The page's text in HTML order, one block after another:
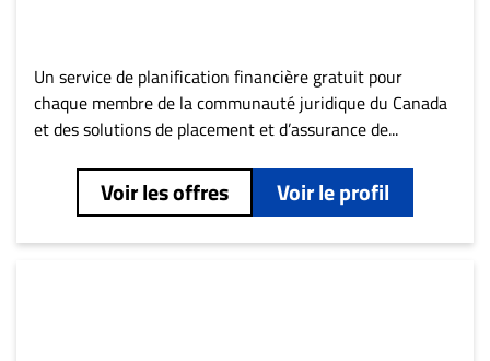
Un service de planification financière gratuit pour
chaque membre de la communauté juridique du Canada
et des solutions de placement et d’assurance de...
Voir les offres Voir le profil